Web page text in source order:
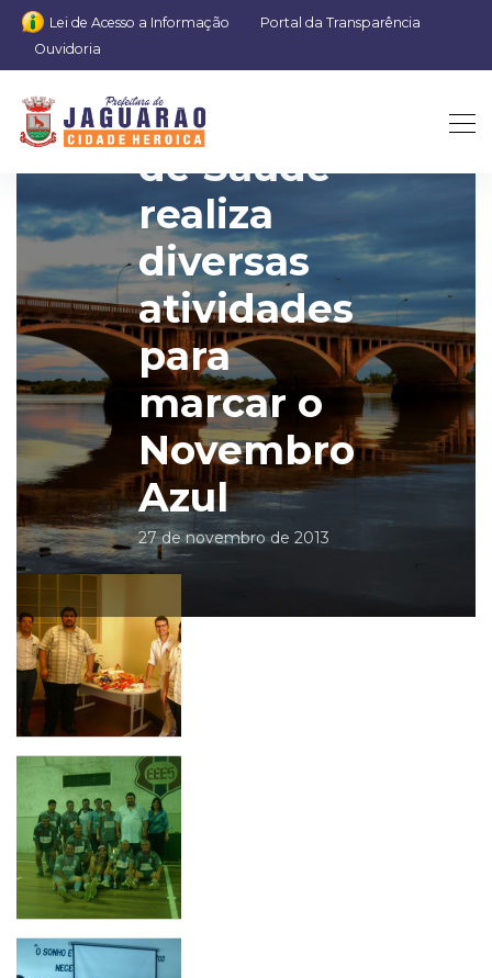
Lei de Acesso a Informação
Portal da Transparência
Ouvidoria
Secretaria
de Saúde
realiza
diversas
atividades
para
marcar o
Novembro
Azul
27 de novembro de 2013